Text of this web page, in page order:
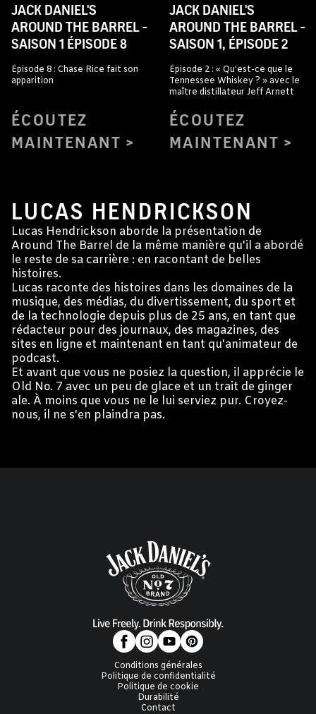
JACK DANIEL'S
AROUND THE BARREL -
SAISON 1 ÉPISODE 8
Épisode 8 : Chase Rice fait son
apparition
ÉCOUTEZ
MAINTENANT
JACK DANIEL'S
AROUND THE BARREL -
SAISON 1, ÉPISODE 2
Épisode 2 : « Qu'est-ce que le
Tennessee Whiskey ? » avec le
maître distillateur Jeff Arnett
ÉCOUTEZ
MAINTENANT
LUCAS HENDRICKSON
Lucas Hendrickson aborde la présentation de
Around The Barrel de la même manière qu'il a abordé
le reste de sa carrière : en racontant de belles
histoires.
Lucas raconte des histoires dans les domaines de la
musique, des médias, du divertissement, du sport et
de la technologie depuis plus de 25 ans, en tant que
rédacteur pour des journaux, des magazines, des
sites en ligne et maintenant en tant qu'animateur de
podcast.
Et avant que vous ne posiez la question, il apprécie le
Old No. 7 avec un peu de glace et un trait de ginger
ale. À moins que vous ne le lui serviez pur. Croyez-
nous, il ne s'en plaindra pas.
Conditions générales
Politique de confidentialité
Politique de cookie
Durabilité
Contact